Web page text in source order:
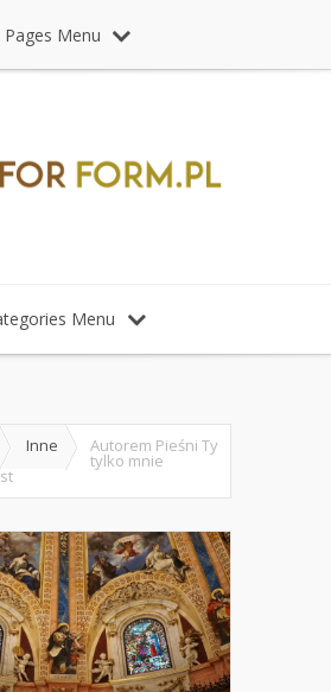
Pages Menu
Menu
Inne Autorem Pieśni Ty
tylko mnie